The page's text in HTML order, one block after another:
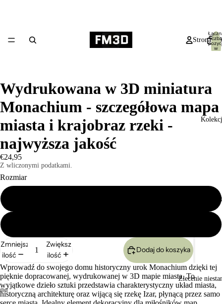
Strona
Zlecenie
liczba
w
Wydrukowana w 3D miniatura
Monachium - szczegółowa mapa
miasta i krajobraz rzeki -
najwyższa jakość
€24,95
Z wliczonymi podatkami.
Rozmiar
Zmniejsz
ilość
Zwiększ
ilość
Dodaj do koszyka
Wprowadź do swojego domu historyczny urok Monachium dzięki tej
pięknie dopracowanej, wydrukowanej w 3D mapie miasta. To
wyjątkowe dzieło sztuki przedstawia charakterystyczny układ miasta,
historyczną architekturę oraz wijącą się rzekę Izar, płynącą przez samo